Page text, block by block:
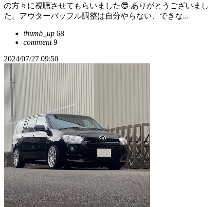
の方々に視聴させてもらいました😎 ありがとうございまし
た。アウターバッフル調整は自分やらない、できな...
thumb_up 68
comment9
2024/07/27 09:50